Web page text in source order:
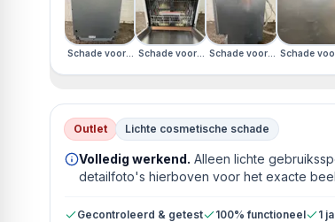
Schade voorkant · Schade rechterzijkant · Schade
Schade voorkant · Schade rechterzijkant ·
Schade voorkant · Schade
Schade
Outlet Lichte cosmetische schade
Volledig werkend. Alleen lichte
detailfoto's hierboven voor het exacte
Gecontroleerd & getest 100% functioneel 1